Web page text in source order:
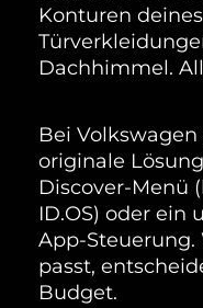
Konturen
Dachhimmel.
Bei
originale
Discover-Menü
ID.OS) oder ein
App-Steuerung.
passt,
Budget.